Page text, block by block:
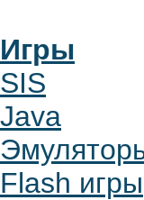
Игры
SIS
Java
Flash игры